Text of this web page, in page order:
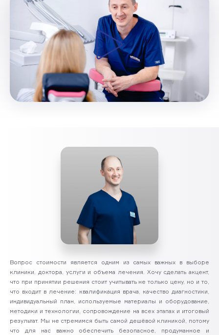
Вопрос стоимости является одним из самых важных в выборе
клиники, доктора, услуги и объема лечения. Хочу сделать акцент,
что при принятии решения стоит учитывать не только цену, но и то,
что входит в лечение: квалификация врача, качество диагностики,
индивидуальный план, используемые материалы и оборудование,
методики и технологии, сопровождение на всех этапах и итоговый
результат. Мы не стремимся быть самой дешёвой клиникой, потому
что для нас важно обеспечить безопасное, продуманное и